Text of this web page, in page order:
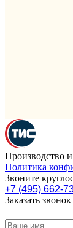
Производство
Политика
Звоните
+7 (495) 662-
Заказать звонок